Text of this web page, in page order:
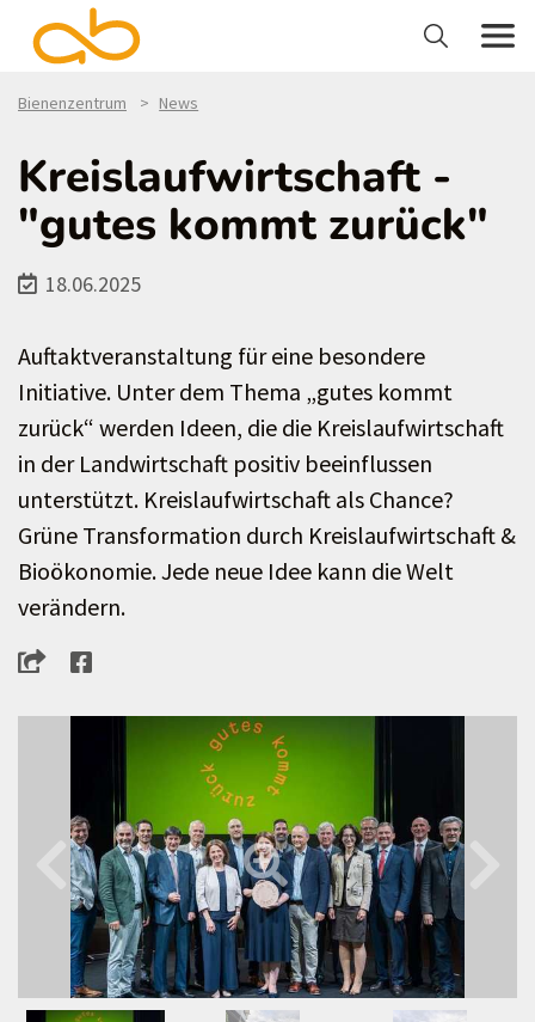
Bienenzentrum News
Kreislaufwirtschaft -
"gutes kommt zurück"
18.06.2025
Auftaktveranstaltung für eine besondere
Initiative. Unter dem Thema „gutes kommt
zurück“ werden Ideen, die die Kreislaufwirtschaft
in der Landwirtschaft positiv beeinflussen
unterstützt. Kreislaufwirtschaft als Chance?
Grüne Transformation durch Kreislaufwirtschaft &
Bioökonomie. Jede neue Idee kann die Welt
verändern.